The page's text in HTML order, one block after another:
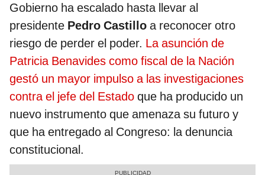
Gobierno ha escalado hasta llevar al
presidente Pedro Castillo a reconocer otro
riesgo de perder el poder. La asunción de
Patricia Benavides como fiscal de la Nación
gestó un mayor impulso a las investigaciones
contra el jefe del Estado que ha producido un
nuevo instrumento que amenaza su futuro y
que ha entregado al Congreso: la denuncia
constitucional.